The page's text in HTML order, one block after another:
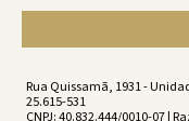
Rua Quissamã, 1931 -
25.615-531
CNPJ: 40.832.444/0010-07 |